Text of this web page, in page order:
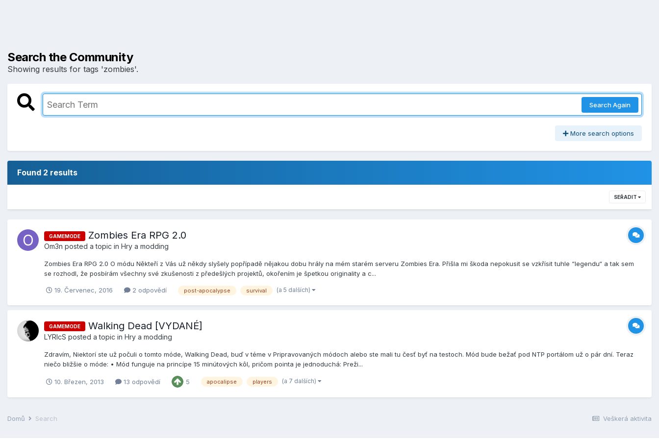
Search the Community
Showing results for tags 'zombies'.
Search Again
More search options
Found 2 results
SEŘADIT
GAMEMODE Zombies Era RPG 2.0
Om3n posted a topic in Hry a modding
Zombies Era RPG 2.0 O módu Někteří z Vás už někdy slyšely popřípadě nějakou dobu hrály na mém starém serveru Zombies Era. Přišla mi škoda nepokusit se vzkřísit tuhle “legendu“ a tak sem
se rozhodl, že posbírám všechny své zkušenosti z předešlých projektů, okořením je špetkou originality a c...
19. Červenec, 2016 2 odpovědí post-apocalypse survival (a 5 dalších)
GAMEMODE Walking Dead [VYDANÉ]
LYRIcS posted a topic in Hry a modding
Zdravím, Niektorí ste už počuli o tomto móde, Walking Dead, buď v téme v Pripravovaných módoch alebo ste mali tu česť byť na testoch. Mód bude bežať pod NTP portálom už o pár dní. Teraz
niečo bližšie o móde: • Mód funguje na princípe 15 minútových kôl, pričom pointa je jednoduchá: Preži...
10. Březen, 2013 13 odpovědí 5 apocalipse players (a 7 dalších)
Veškerá aktivita
Domů Search